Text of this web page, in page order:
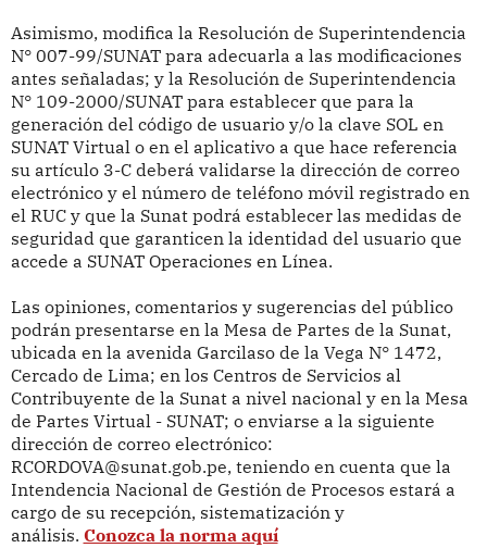
Asimismo, modifica la Resolución de Superintendencia
N° 007-99/SUNAT para adecuarla a las modificaciones
antes señaladas; y la Resolución de Superintendencia
N° 109-2000/SUNAT para establecer que para la
generación del código de usuario y/o la clave SOL en
SUNAT Virtual o en el aplicativo a que hace referencia
su artículo 3-C deberá validarse la dirección de correo
electrónico y el número de teléfono móvil registrado en
el RUC y que la Sunat podrá establecer las medidas de
seguridad que garanticen la identidad del usuario que
accede a SUNAT Operaciones en Línea.
Las opiniones, comentarios y sugerencias del público
podrán presentarse en la Mesa de Partes de la Sunat,
ubicada en la avenida Garcilaso de la Vega N° 1472,
Cercado de Lima; en los Centros de Servicios al
Contribuyente de la Sunat a nivel nacional y en la Mesa
de Partes Virtual - SUNAT; o enviarse a la siguiente
dirección de correo electrónico:
RCORDOVA@sunat.gob.pe, teniendo en cuenta que la
Intendencia Nacional de Gestión de Procesos estará a
cargo de su recepción, sistematización y
análisis. Conozca la norma aquí